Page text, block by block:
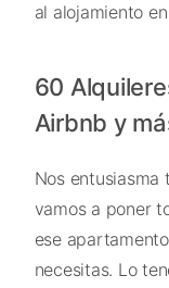
al alojamiento
60
Airbnb y
Nos
vamos a poner
ese
necesitas. Lo